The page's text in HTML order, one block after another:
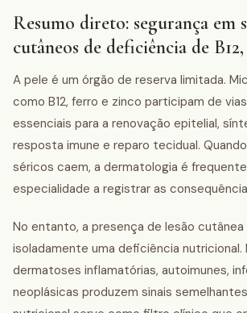
Resumo direto: segurança em
cutâneos de deficiência de
A pele é um órgão de reserva limitada.
como B12, ferro e zinco participam de
essenciais para a renovação epitelial,
resposta imune e reparo tecidual.
séricos caem, a dermatologia é
especialidade a registrar as
No entanto, a presença de lesão cutânea
isoladamente uma deficiência nutricional.
dermatoses inflamatórias, autoimunes,
neoplásicas produzem sinais